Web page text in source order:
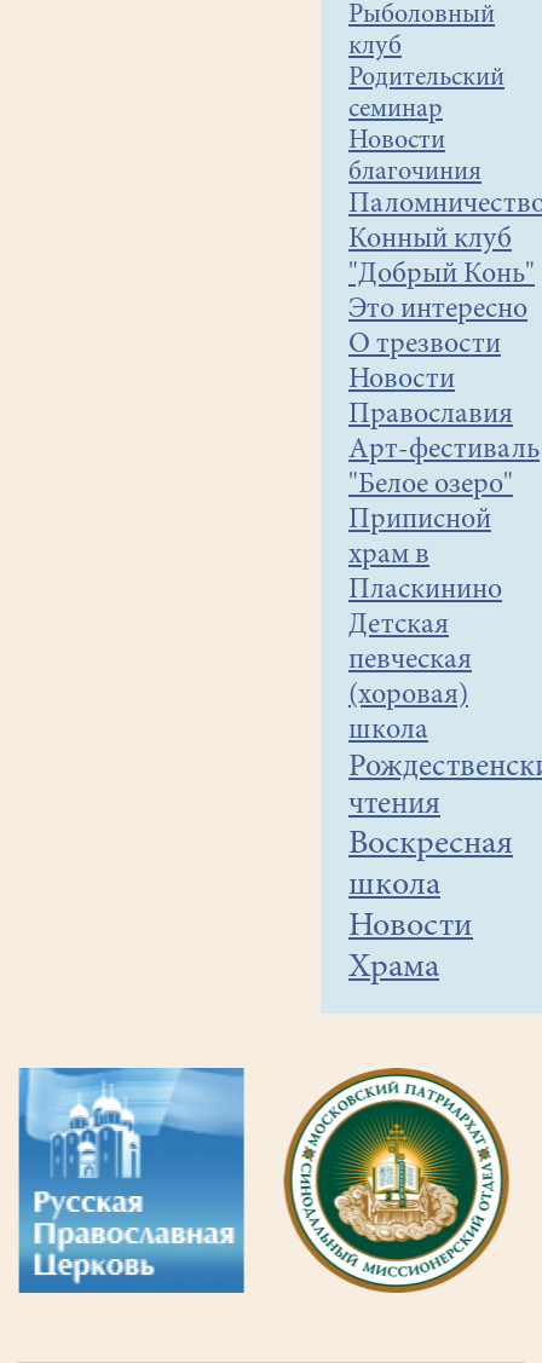
необычная,
живая
«Азбука»
поможет
церковный
радостью
благоговением!
Рыболовный
клуб
Родительский
семинар
Новости
благочиния
Конный клуб
"Добрый Конь"
Это интересно
О трезвости
Новости
Православия
Арт-фестиваль
"Белое озеро"
Приписной
храм в
Пласкинино
Детская
певческая
(хоровая)
школа
чтения
Воскресная
школа
Новости
Храма